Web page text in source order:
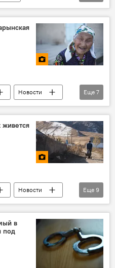
Новости
Нарын
Еще 7
Новости
Нарын
Еще 9
в
под